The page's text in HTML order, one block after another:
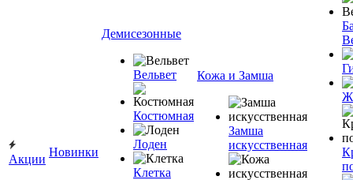
Акции
Новинки
Демисезонные
Вельвет
Костюмная
Лоден
Клетка
Кожа и Замша
Замша
искусственная